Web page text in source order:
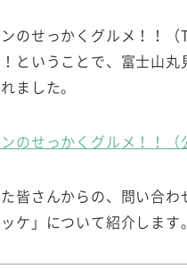
のせっかくグルメ！！
ということで、富士山丸
ました。
のせっかくグルメ！！（
皆さんからの、問い合
ケ」について紹介します。